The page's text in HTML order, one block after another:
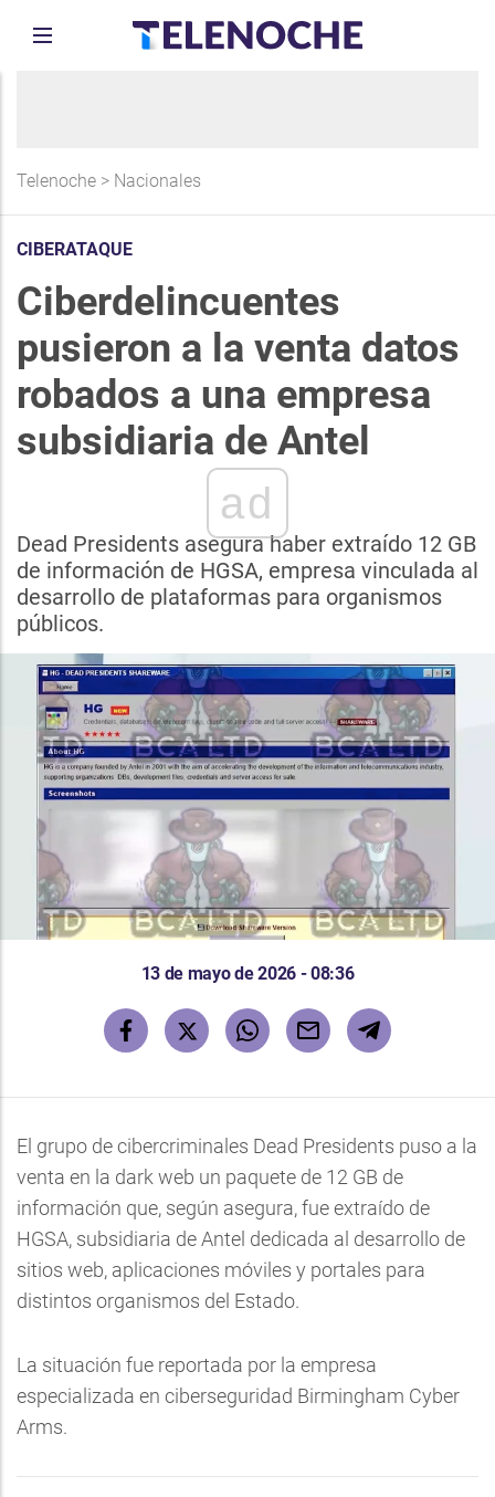
Telenoche > Nacionales
CIBERATAQUE
Ciberdelincuentes
pusieron a la venta datos
robados a una empresa
subsidiaria de Antel
ad
Dead Presidents asegura haber extraído 12 GB
de información de HGSA, empresa vinculada al
desarrollo de plataformas para organismos
públicos.
13 de mayo de 2026 - 08:36
El grupo de cibercriminales Dead Presidents puso a la
venta en la dark web un paquete de 12 GB de
información que, según asegura, fue extraído de
HGSA, subsidiaria de Antel dedicada al desarrollo de
sitios web, aplicaciones móviles y portales para
distintos organismos del Estado.
La situación fue reportada por la empresa
especializada en ciberseguridad Birmingham Cyber
Arms.